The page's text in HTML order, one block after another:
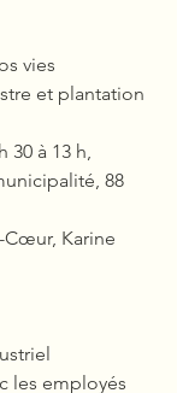
vies
et plantation
à 13 h,
88
Karine
les employés